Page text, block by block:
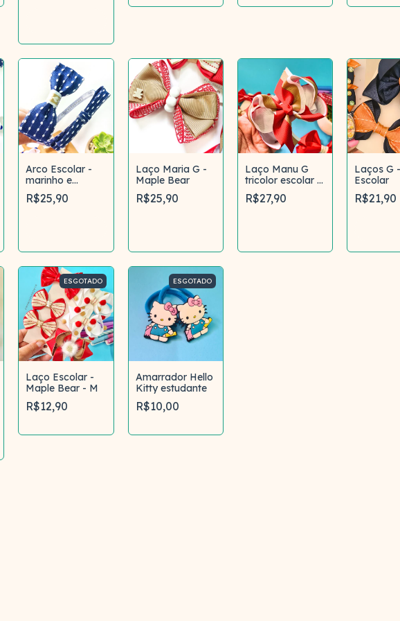
Arco Escolar -
marinho e
branco
R$25,90
Laço Maria G -
Maple Bear
R$25,90
Laço Manu G
tricolor escolar -
Maple Bear
R$27,90
Laços G -
Escolar
R$21,90
ESGOTADO
Laço Escolar -
Maple Bear - M
R$12,90
ESGOTADO
Amarrador Hello
Kitty estudante
R$10,00